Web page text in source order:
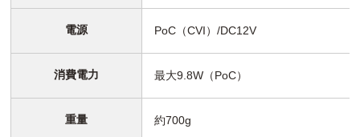
電源 PoC（CVI）/DC12V
消費電力 最大9.8W（PoC）
重量 約700g